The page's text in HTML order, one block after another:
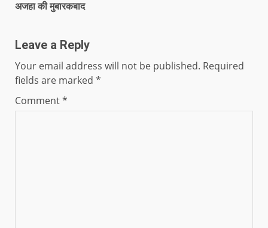
अजहा की मुबारकबाद
Leave a Reply
Your email address will not be published. Required
fields are marked *
Comment*